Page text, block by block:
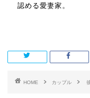
認める愛妻家。
HOME カップル